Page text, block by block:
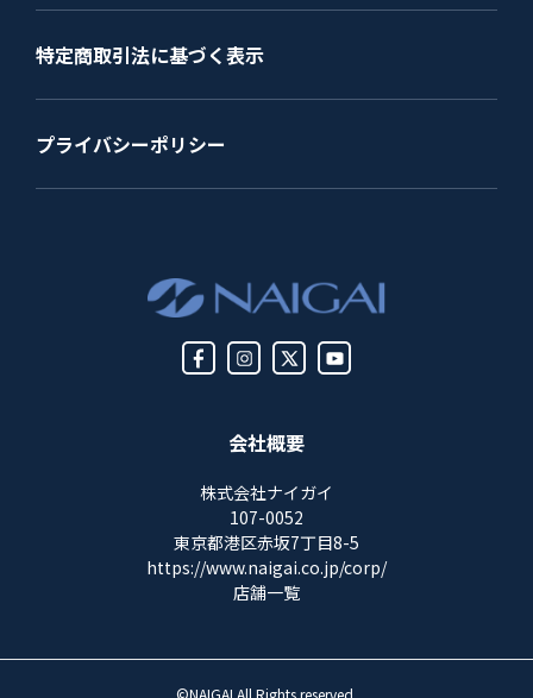
会社概要
株式会社ナイガイ
107-0052
東京都港区赤坂7丁目8-5
https://www.naigai.co.jp/corp/
店舗一覧
特定商取引法に基づく表示
プライバシーポリシー